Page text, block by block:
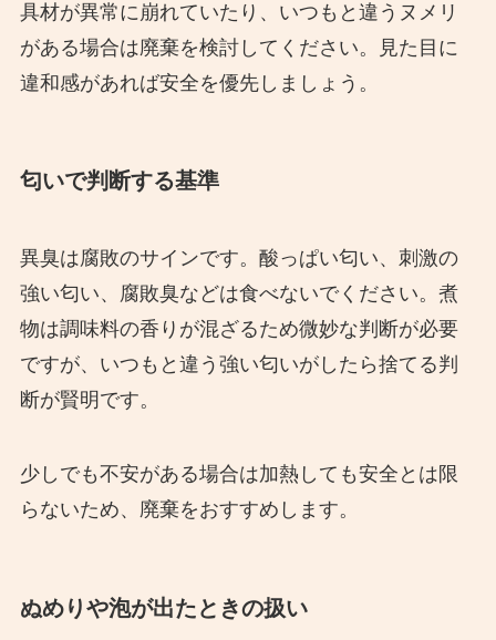
具材が異常に崩れていたり、いつもと違うヌメリ
がある場合は廃棄を検討してください。見た目に
違和感があれば安全を優先しましょう。
匂いで判断する基準
異臭は腐敗のサインです。酸っぱい匂い、刺激の
強い匂い、腐敗臭などは食べないでください。煮
物は調味料の香りが混ざるため微妙な判断が必要
ですが、いつもと違う強い匂いがしたら捨てる判
断が賢明です。
少しでも不安がある場合は加熱しても安全とは限
らないため、廃棄をおすすめします。
ぬめりや泡が出たときの扱い